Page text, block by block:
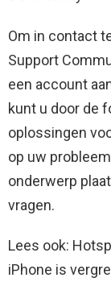
Om in contact
Support
een account
kunt u door de
oplossingen
op uw
onderwerp
vragen.
Lees ook:
iPhone is